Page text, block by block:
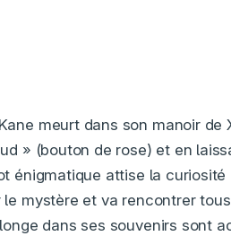
meurt dans son manoir de
» (bouton de rose) et en
énigmatique attise la curiosité
mystère et va rencontrer tous
dans ses souvenirs sont